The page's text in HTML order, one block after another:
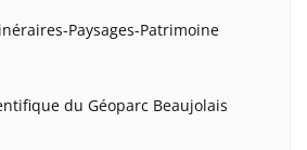
Paysages-Patrimoine
du Géoparc Beaujolais